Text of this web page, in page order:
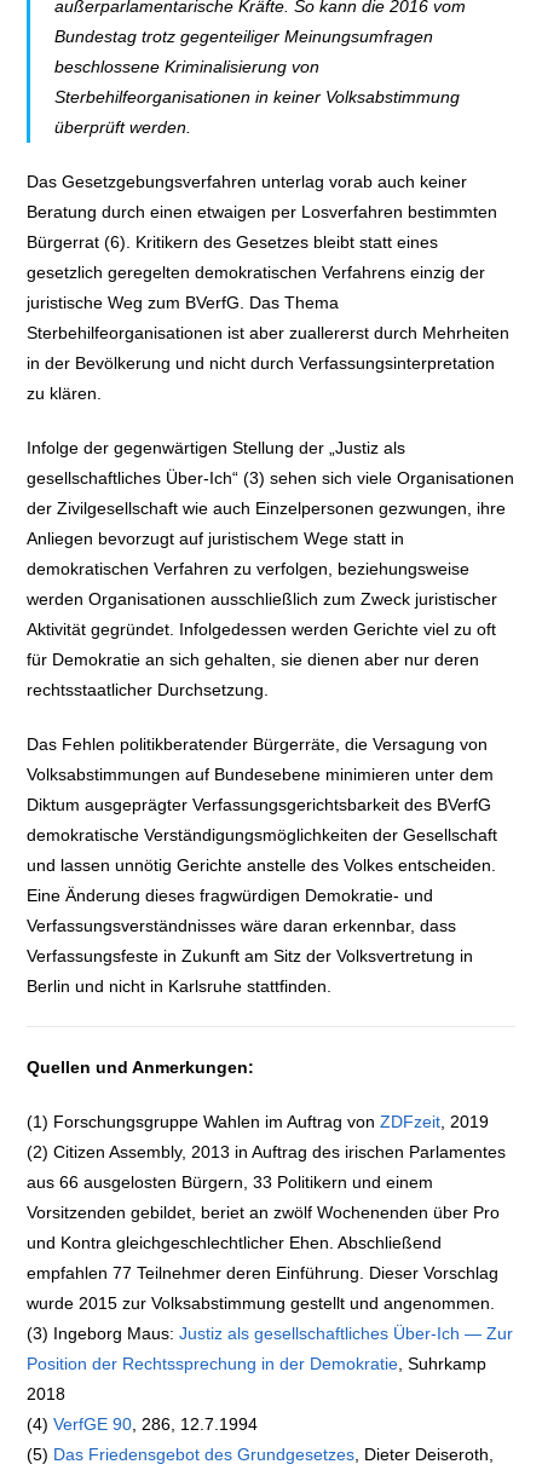
außerparlamentarische Kräfte. So kann die 2016 vom
Bundestag trotz gegenteiliger Meinungsumfragen
beschlossene Kriminalisierung von
Sterbehilfeorganisationen in keiner Volksabstimmung
überprüft werden.
Das Gesetzgebungsverfahren unterlag vorab auch keiner
Beratung durch einen etwaigen per Losverfahren bestimmten
Bürgerrat (6). Kritikern des Gesetzes bleibt statt eines
gesetzlich geregelten demokratischen Verfahrens einzig der
juristische Weg zum BVerfG. Das Thema
Sterbehilfeorganisationen ist aber zuallererst durch Mehrheiten
in der Bevölkerung und nicht durch Verfassungsinterpretation
zu klären.
Infolge der gegenwärtigen Stellung der „Justiz als
gesellschaftliches Über-Ich“ (3) sehen sich viele Organisationen
der Zivilgesellschaft wie auch Einzelpersonen gezwungen, ihre
Anliegen bevorzugt auf juristischem Wege statt in
demokratischen Verfahren zu verfolgen, beziehungsweise
werden Organisationen ausschließlich zum Zweck juristischer
Aktivität gegründet. Infolgedessen werden Gerichte viel zu oft
für Demokratie an sich gehalten, sie dienen aber nur deren
rechtsstaatlicher Durchsetzung.
Das Fehlen politikberatender Bürgerräte, die Versagung von
Volksabstimmungen auf Bundesebene minimieren unter dem
Diktum ausgeprägter Verfassungsgerichtsbarkeit des BVerfG
demokratische Verständigungsmöglichkeiten der Gesellschaft
und lassen unnötig Gerichte anstelle des Volkes entscheiden.
Eine Änderung dieses fragwürdigen Demokratie- und
Verfassungsverständnisses wäre daran erkennbar, dass
Verfassungsfeste in Zukunft am Sitz der Volksvertretung in
Berlin und nicht in Karlsruhe stattfinden.
Quellen und Anmerkungen:
(1) Forschungsgruppe Wahlen im Auftrag vonZDFzeit , 2019
(2) Citizen Assembly, 2013 in Auftrag des irischen Parlamentes
aus 66 ausgelosten Bürgern, 33 Politikern und einem
Vorsitzenden gebildet, beriet an zwölf Wochenenden über Pro
und Kontra gleichgeschlechtlicher Ehen. Abschließend
empfahlen 77 Teilnehmer deren Einführung. Dieser Vorschlag
wurde 2015 zur Volksabstimmung gestellt und angenommen.
(3) Ingeborg Maus:Justiz als gesellschaftliches Über-Ich — Zur
Position der Rechtssprechung in der Demokratie , Suhrkamp
2018
(4)VerfGE 90 , 286, 12.7.1994
(5) Das Friedensgebot des Grundgesetzes , Dieter Deiseroth,